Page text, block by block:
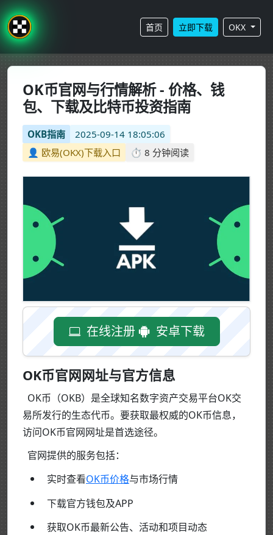
首页 立即下载 OKX
OK币官网与行情解析 - 价格、钱
包、下载及比特币投资指南
OKB指南
2025-09-14 18:05:06
👤 欧易(OKX)下载入口
⏱️ 8 分钟阅读
在线注册 安卓下载
OK币官网网址与官方信息
OK币（OKB）是全球知名数字资产交易平台OK交
易所发行的生态代币。要获取最权威的OK币信息，
访问OK币官网网址是首选途径。
官网提供的服务包括：
实时查看OK币价格与市场行情
下载官方钱包及APP
获取OK币最新公告、活动和项目动态